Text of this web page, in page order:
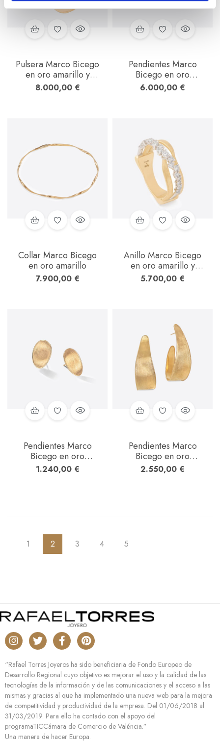
Pulsera Marco Bicego
en oro amarillo y
blanco con diamantes
8.000,00 €
Pendientes Marco
Bicego en oro
amarillo y blanco con
diamantes
6.000,00 €
Collar Marco Bicego
en oro amarillo
7.900,00 €
Anillo Marco Bicego
en oro amarillo y
blanco con diamantes
5.700,00 €
Pendientes Marco
Bicego en oro
amarillo
1.240,00 €
Pendientes Marco
Bicego en oro
amarillo
2.550,00 €
1 2 3 4 5
“Rafael Torres Joyeros ha sido beneficiaria de Fondo Europeo de
Desarrollo Regional cuyo objetivo es mejorar el uso y la calidad de las
tecnologías de la información y de las comunicaciones y el acceso a las
mismas y gracias al que ha implementado una nueva web para la mejora
de competitividad y productividad de la empresa. Del 01/06/2018 al
31/03/2019. Para ello ha contado con el apoyo del
programaTICCámara de Comercio de Valéncia.”
Una manera de hacer Europa.